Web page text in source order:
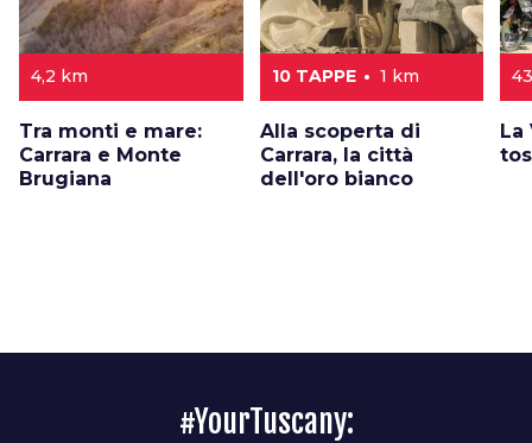
4,2 km
Tra monti e mare:
Carrara e Monte
Brugiana
10 TAPPE 1 km
Alla scoperta di
Carrara, la città
dell'oro bianco
La
#YourTuscany: